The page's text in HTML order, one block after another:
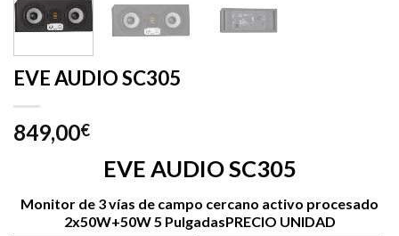
EVE AUDIO SC305
849,00€
EVE AUDIO SC305
Monitor de 3 vías de campo cercano activo procesado
2x50W+50W 5 PulgadasPRECIO UNIDAD